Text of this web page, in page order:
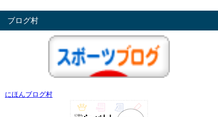
ブログ村
にほんブログ村